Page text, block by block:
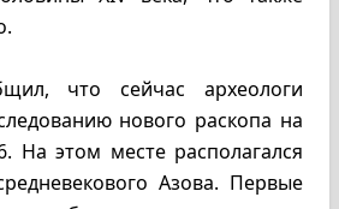
что сейчас археологи
нового раскопа на
На этом месте располагался
Азова. Первые